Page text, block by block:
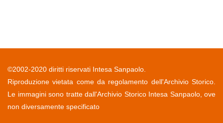
©2002-2020 diritti riservati Intesa Sanpaolo.
Riproduzione vietata come da regolamento dell'Archivio Storico.
Le immagini sono tratte dall'Archivio Storico Intesa Sanpaolo, ove
non diversamente specificato